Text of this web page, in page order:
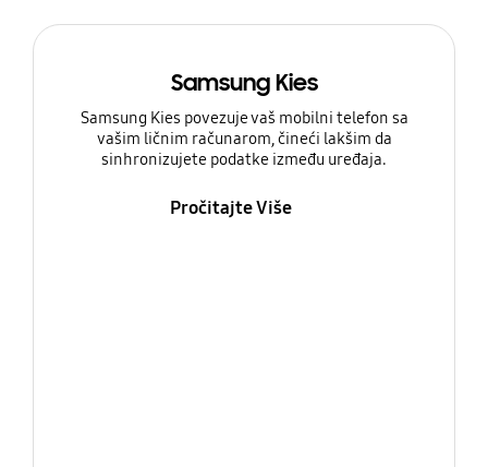
Samsung Kies
Samsung Kies povezuje vaš mobilni telefon sa
vašim ličnim računarom, čineći lakšim da
sinhronizujete podatke između uređaja.
Pročitajte Više